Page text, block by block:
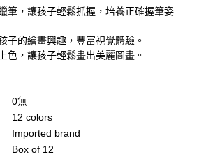
筆，讓孩子輕鬆抓握，培養正確握筆姿
子的繪畫興趣，豐富視覺體驗。
色，讓孩子輕鬆畫出美麗圖畫。
0無
12 colors
Imported brand
Box of 12